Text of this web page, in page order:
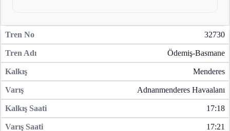
32730
Ödemiş-Basmane
Menderes
Adnanmenderes Havaalanı
17:18
17:21